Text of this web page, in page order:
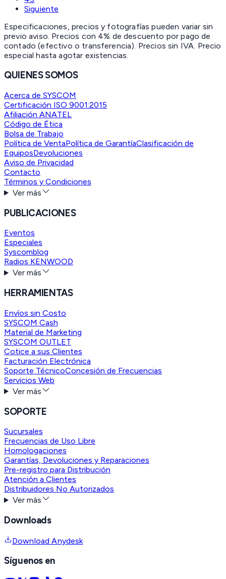
Siguiente
Especificaciones, precios y fotografías pueden variar sin
previo aviso. Precios con 4% de descuento por pago de
contado (efectivo o transferencia). Precios sin IVA. Precio
especial hasta agotar existencias.
QUIENES SOMOS
Acerca de SYSCOM
Certificación ISO 9001:2015
Afiliación ANATEL
Código de Ética
Bolsa de Trabajo
Política de VentaPolítica de GarantíaClasificación de
EquiposDevoluciones
Aviso de Privacidad
Contacto
Términos y Condiciones
Ver más
PUBLICACIONES
Eventos
Especiales
Syscomblog
Radios KENWOOD
Ver más
HERRAMIENTAS
Envíos sin Costo
SYSCOM Cash
Material de Marketing
SYSCOM OUTLET
Cotice a sus Clientes
Facturación Electrónica
Soporte TécnicoConcesión de Frecuencias
Servicios Web
Ver más
SOPORTE
Sucursales
Frecuencias de Uso Libre
Homologaciones
Garantías, Devoluciones y Reparaciones
Pre-registro para Distribución
Atención a Clientes
Distribuidores No Autorizados
Ver más
Downloads
Download Anydesk
Síguenos en